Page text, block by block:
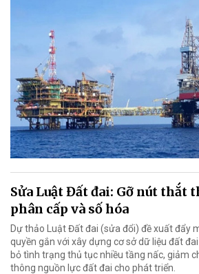
Sửa Luật Đất đai: Gỡ nút thắt
phân cấp và số hóa
Dự thảo Luật Đất đai (sửa đổi) đề xuất đẩy
quyền gắn với xây dựng cơ sở dữ liệu đất
bỏ tình trạng thủ tục nhiều tầng nấc, giảm
thông nguồn lực đất đai cho phát triển.